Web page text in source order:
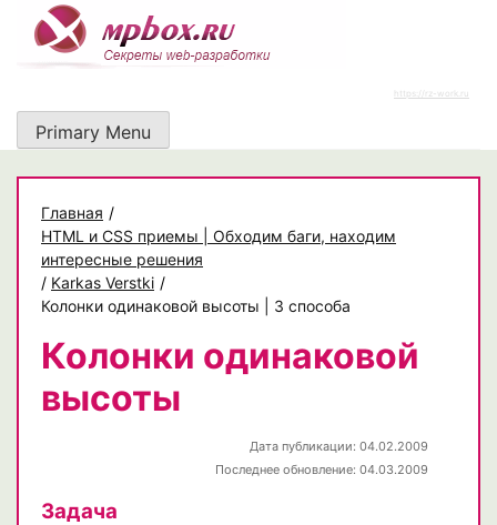
content
https://rz-work.ru
Primary Menu
Главная /
HTML и CSS приемы | Обходим баги, находим
интересные решения
/ Karkas Verstki /
Колонки одинаковой высоты | 3 способа
Колонки одинаковой
высоты
Дата публикации: 04.02.2009
Последнее обновление: 04.03.2009
Задача